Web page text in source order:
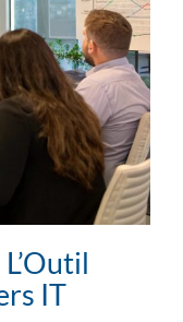
IT